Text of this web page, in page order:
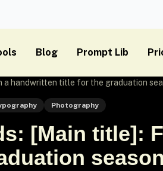
Blog Prompt Lib
a handwritten title for the graduation
Photography
[Main title]: